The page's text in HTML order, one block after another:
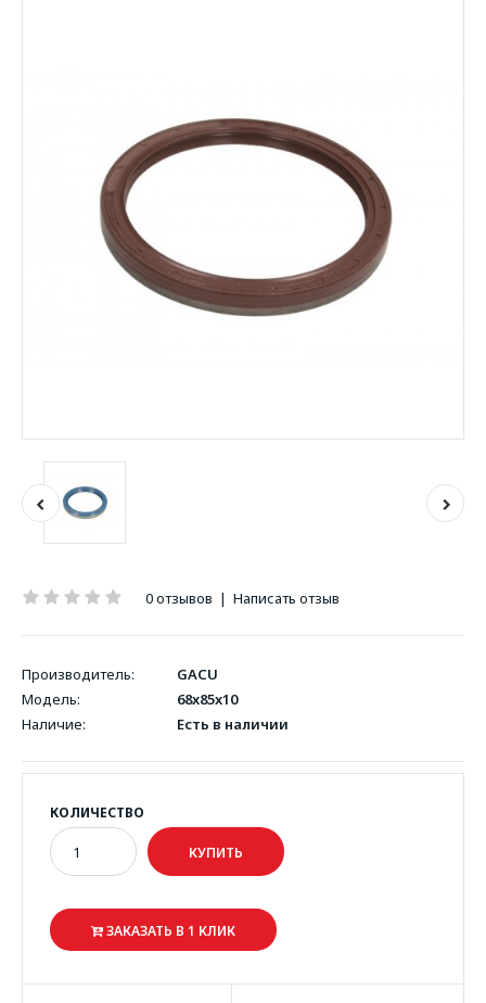
0 отзывов | Написать отзыв
Производитель:
GACU
Модель:
68x85x10
Наличие:
Есть в наличии
КОЛИЧЕСТВО
ЗАКАЗАТЬ В 1 КЛИК